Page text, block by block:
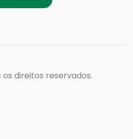
os direitos reservados.